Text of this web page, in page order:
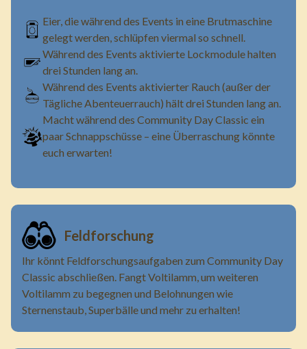
Eier, die während des Events in eine Brutmaschine
gelegt werden, schlüpfen viermal so schnell.
Während des Events aktivierte Lockmodule halten
drei Stunden lang an.
Während des Events aktivierter Rauch (außer der
Tägliche Abenteuerrauch) hält drei Stunden lang an.
Macht während des Community Day Classic ein
paar Schnappschüsse – eine Überraschung könnte
euch erwarten!
Feldforschung
Ihr könnt Feldforschungsaufgaben zum Community Day
Classic abschließen. Fangt Voltilamm, um weiteren
Voltilamm zu begegnen und Belohnungen wie
Sternenstaub, Superbälle und mehr zu erhalten!